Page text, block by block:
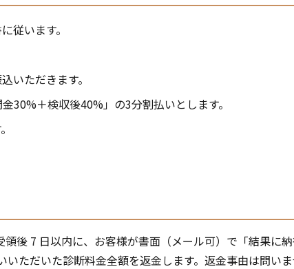
従います。
いただきます。
30%＋検収後40%」の3分割払いとします。
領後 7 日以内に、お客様が書面（メール可）で「結果に
ただいた診断料金全額を返金します。返金事由は問いま